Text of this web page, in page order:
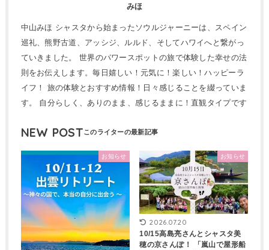
みほ
中山みほ シャスタから始まったソウルジャーニーは、スペイン
巡礼、熊野古道、アッシジ、ルルド、そしてハワイへと繋がっ
ていきました。 世界のパワースポットの旅で体験した幸せの法
則をお伝えします。毎日嬉しい！元気に！楽しい！ハッピーラ
イフ！ 旅の体験とおすすめ情報！日々感じることを綴っていま
す。 自分らしく、ありのまま、感じるままに！直観タイプです
NEW POST
お知らせ お知らせ
2026.07.20
10/15高島亮さんとシャスタ美
穂の京さんぽ！ 「嵐山で屋形船